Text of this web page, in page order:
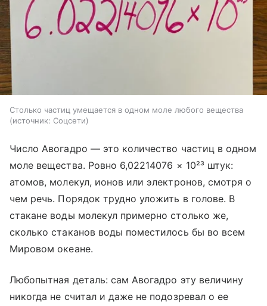
Столько частиц умещается в одном моле любого вещества
источник: Соцсети
Число Авогадро — это количество частиц в одном
моле вещества. Ровно 6,02214076 × 10²³ штук:
атомов, молекул, ионов или электронов, смотря о
чем речь. Порядок трудно уложить в голове. В
стакане воды молекул примерно столько же,
сколько стаканов воды поместилось бы во всем
Мировом океане.
Любопытная деталь: сам Авогадро эту величину
никогда не считал и даже не подозревал о ее